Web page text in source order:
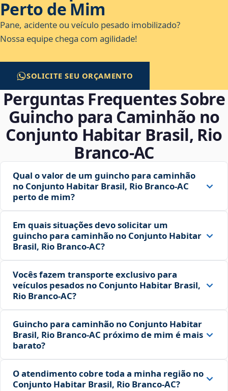
Perto de Mim
Pane, acidente ou veículo pesado imobilizado?
Nossa equipe chega com agilidade!
SOLICITE SEU ORÇAMENTO
Perguntas Frequentes Sobre
Guincho para Caminhão no
Conjunto Habitar Brasil, Rio
Branco‑AC
Qual o valor de um guincho para caminhão
no Conjunto Habitar Brasil, Rio Branco‑AC
perto de mim?
Em quais situações devo solicitar um
guincho para caminhão no Conjunto Habitar
Brasil, Rio Branco‑AC?
Vocês fazem transporte exclusivo para
veículos pesados no Conjunto Habitar Brasil,
Rio Branco‑AC?
Guincho para caminhão no Conjunto Habitar
Brasil, Rio Branco‑AC próximo de mim é mais
barato?
O atendimento cobre toda a minha região no
Conjunto Habitar Brasil, Rio Branco‑AC?